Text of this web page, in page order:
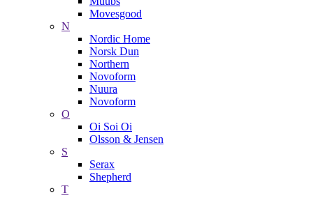
Movesgood
N
Nordic Home
Norsk Dun
Northern
Novoform
Nuura
Novoform
O
Oi Soi Oi
Olsson & Jensen
S
Serax
Shepherd
T